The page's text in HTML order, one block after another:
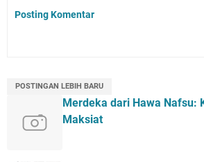
Posting Komentar
POSTINGAN LEBIH BARU
Merdeka dari Hawa Nafsu:
Maksiat